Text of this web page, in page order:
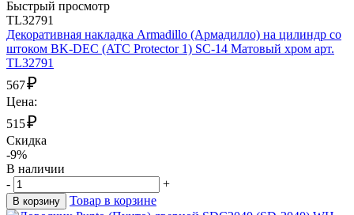
Быстрый просмотр
TL32791
Декоративная накладка Armadillo (Армадилло) на цилиндр со
штоком BK-DEC (ATC Protector 1) SC-14 Матовый хром арт.
TL32791
567₽
Цена:
515₽
Скидка
-9%
В наличии
-
+
В корзину Товар в корзине